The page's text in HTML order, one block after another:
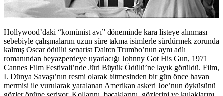
Hollywood’daki “komünist avı” döneminde kara listeye alınması
sebebiyle çalışmalarını uzun süre takma isimlerle sürdürmek zorunda
kalmış Oscar ödüllü senarist Dalton Trumbo’nun aynı adlı
romanından beyazperdeye uyarladığı Johnny Got His Gun, 1971
Cannes Film Festivali’nde Jüri Büyük Ödülü’ne layık görüldü. Film,
I. Dünya Savaşı’nın resmi olarak bitmesinden bir gün önce havan
mermisi ile vurularak yaralanan Amerikan askeri Joe’nun öyküsünü
gözler önüne seriyor. Kollarını, bacaklarını, gözlerini ve kulaklarını